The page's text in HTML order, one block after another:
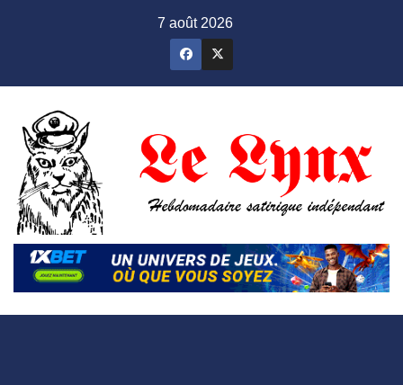
7 août 2026